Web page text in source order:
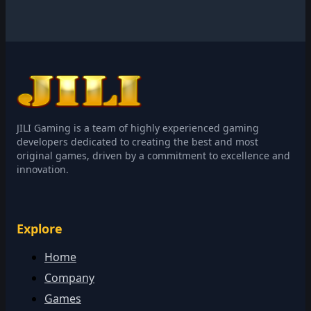
JILI Gaming is a team of highly experienced gaming
developers dedicated to creating the best and most
original games, driven by a commitment to excellence and
innovation.
Explore
Home
Company
Games